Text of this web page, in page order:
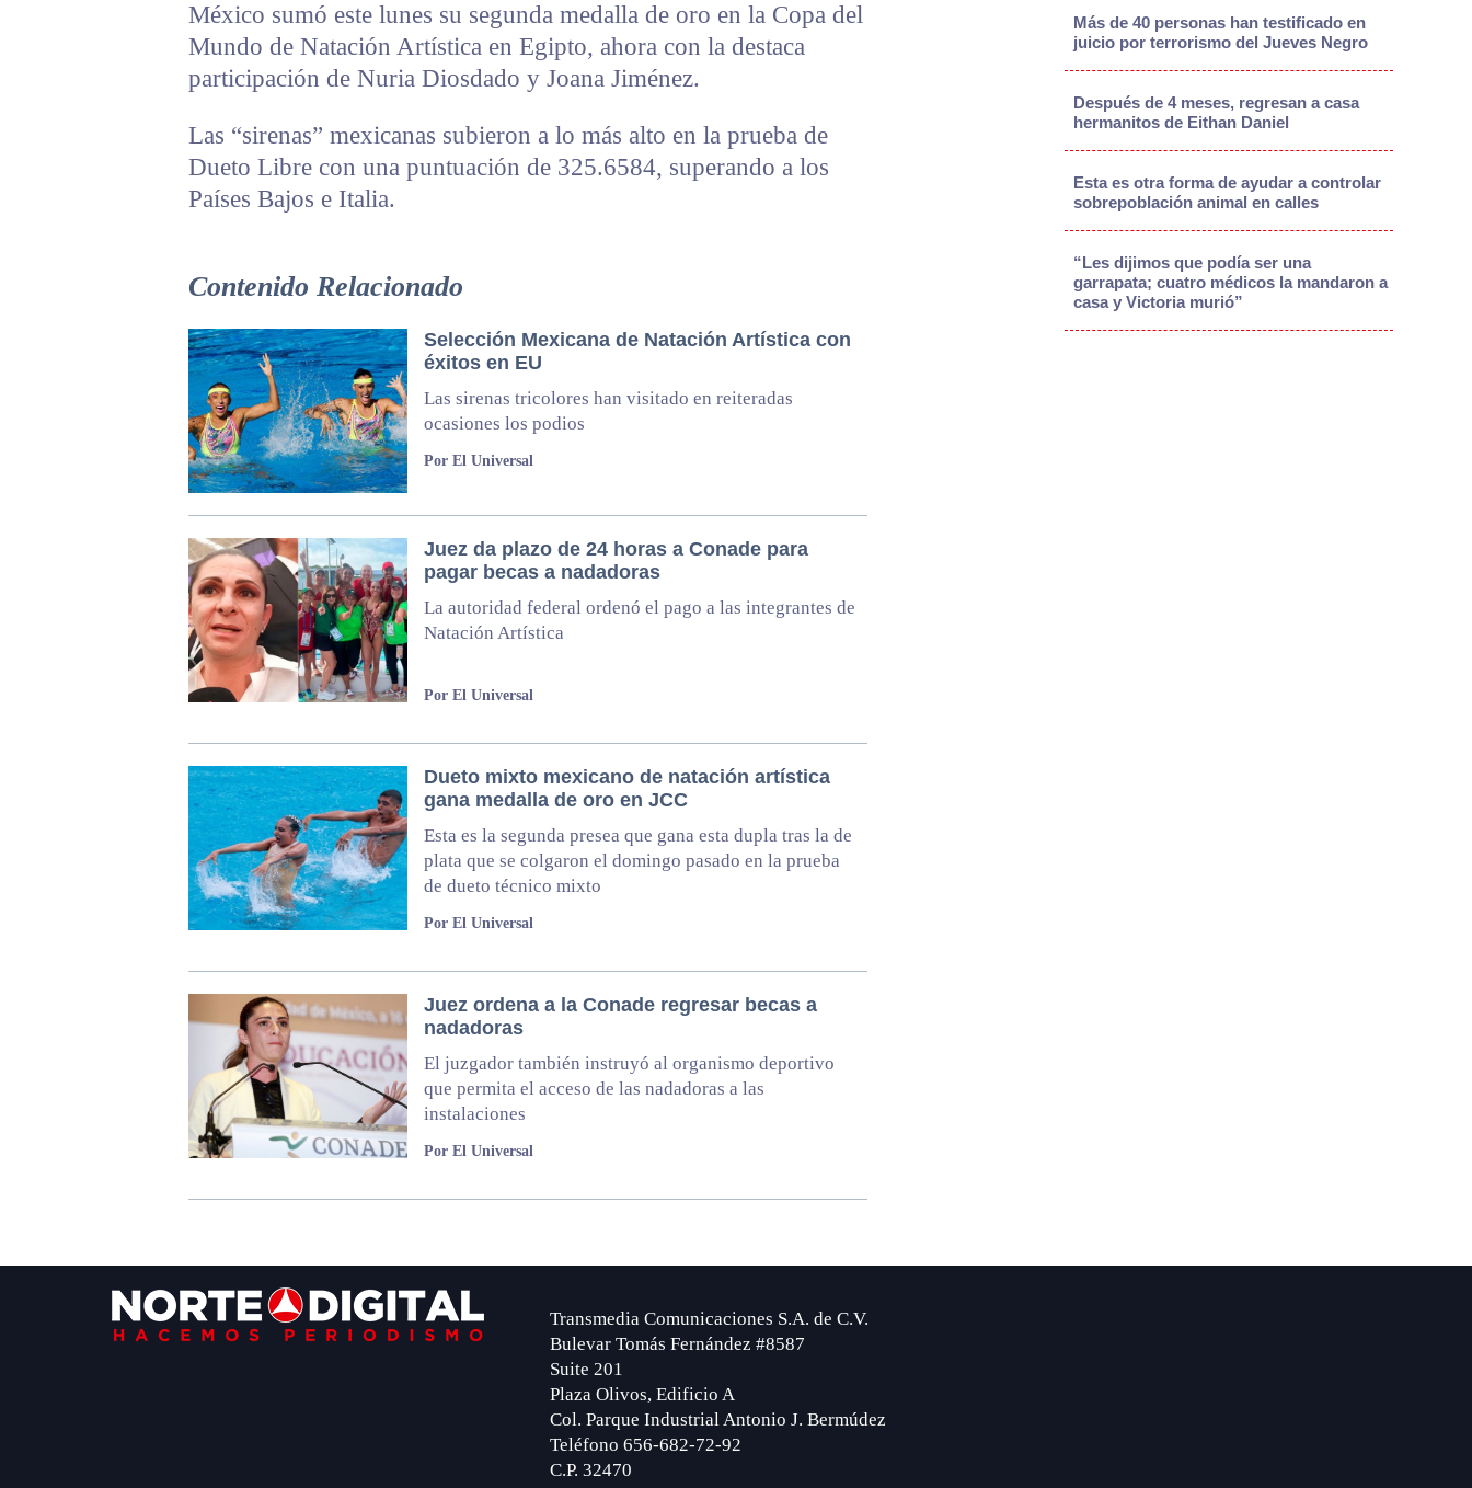
México sumó este lunes su segunda medalla de oro en la Copa del
Mundo de Natación Artística en Egipto, ahora con la destaca
participación de Nuria Diosdado y Joana Jiménez.
Las “sirenas” mexicanas subieron a lo más alto en la prueba de
Dueto Libre con una puntuación de 325.6584, superando a los
Países Bajos e Italia.
Contenido Relacionado
Selección Mexicana de Natación Artística con
éxitos en EU
Las sirenas tricolores han visitado en reiteradas
ocasiones los podios
Por El Universal
Juez da plazo de 24 horas a Conade para
pagar becas a nadadoras
La autoridad federal ordenó el pago a las integrantes de
Natación Artística
Por El Universal
Dueto mixto mexicano de natación artística
gana medalla de oro en JCC
Esta es la segunda presea que gana esta dupla tras la de
plata que se colgaron el domingo pasado en la prueba
de dueto técnico mixto
Por El Universal
Juez ordena a la Conade regresar becas a
nadadoras
El juzgador también instruyó al organismo deportivo
que permita el acceso de las nadadoras a las
instalaciones
Por El Universal
Más de 40 personas han testificado en
juicio por terrorismo del Jueves Negro
Después de 4 meses, regresan a casa
hermanitos de Eithan Daniel
Esta es otra forma de ayudar a controlar
sobrepoblación animal en calles
“Les dijimos que podía ser una
garrapata; cuatro médicos la mandaron a
casa y Victoria murió”
Transmedia Comunicaciones S.A. de C.V.
Bulevar Tomás Fernández #8587
Suite 201
Plaza Olivos, Edificio A
Col. Parque Industrial Antonio J. Bermúdez
Teléfono 656-682-72-92
C.P. 32470